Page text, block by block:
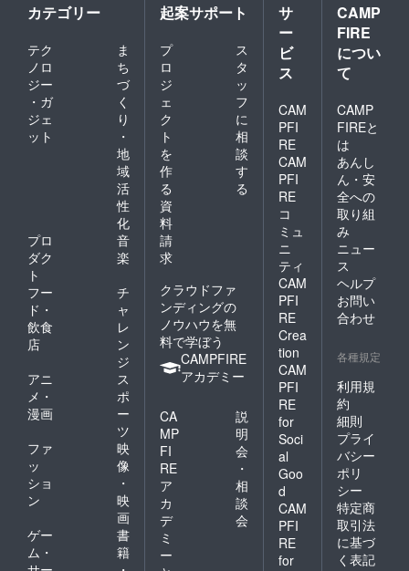
カテゴリー
テク
ノロ
ジー
・ガ
ジェ
ット
ま
ち
づ
く
り
・
地
域
活
性
化
プロ
ダク
ト
音
楽
フー
ド・
飲食
店
チ
ャ
レ
ン
ジ
アニ
メ・
漫画
ス
ポ
ー
ツ
ファ
ッ
ショ
ン
映
像
・
映
画
ゲー
ム・
書
籍
起案サポート
プ
ロ
ジ
ェ
ク
ト
を
作
る
ス
タ
ッ
フ
に
相
談
す
る
資
料
請
求
クラウドファ
ンディングの
ノウハウを無
料で学ぼう
CAMPFIRE
アカデミー
CA
MP
FI
RE
ア
カ
デ
ミ
ー
説
明
会
・
相
談
会
サ
ー
ビ
ス
CAM
PFI
RE
CAM
PFI
RE
コ
ミュ
ニ
ティ
CAM
PFI
RE
Crea
tion
CAM
PFI
RE
for
Soci
al
Goo
d
CAM
PFI
RE
for
CAMP
FIRE
につい
て
CAMP
FIREと
は
あんし
ん・安
全への
取り組
み
ニュー
ス
ヘルプ
お問い
合わせ
各種規定
利用規
約
細則
プライ
バシー
ポリ
シー
特定商
取引法
に基づ
く表記